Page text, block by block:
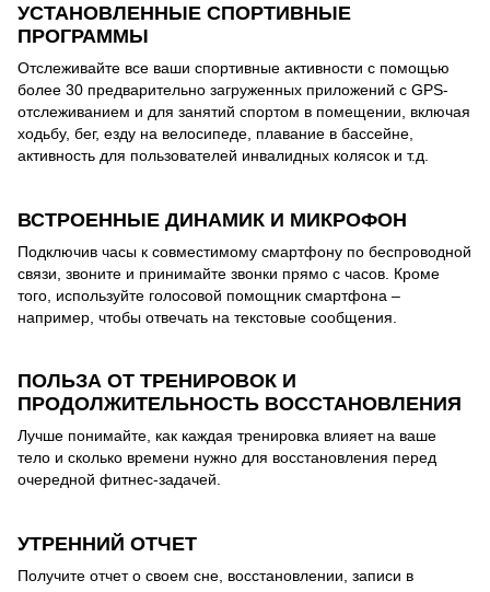
УСТАНОВЛЕННЫЕ СПОРТИВНЫЕ
ПРОГРАММЫ
Отслеживайте все ваши спортивные активности с помощью
более 30 предварительно загруженных приложений с GPS-
отслеживанием и для занятий спортом в помещении, включая
ходьбу, бег, езду на велосипеде, плавание в бассейне,
активность для пользователей инвалидных колясок и т.д.
ВСТРОЕННЫЕ ДИНАМИК И МИКРОФОН
Подключив часы к совместимому смартфону по беспроводной
связи, звоните и принимайте звонки прямо с часов. Кроме
того, используйте голосовой помощник смартфона –
например, чтобы отвечать на текстовые сообщения.
ПОЛЬЗА ОТ ТРЕНИРОВОК И
ПРОДОЛЖИТЕЛЬНОСТЬ ВОССТАНОВЛЕНИЯ
Лучше понимайте, как каждая тренировка влияет на ваше
тело и сколько времени нужно для восстановления перед
очередной фитнес-задачей.
УТРЕННИЙ ОТЧЕТ
Получите отчет о своем сне, восстановлении, записи в